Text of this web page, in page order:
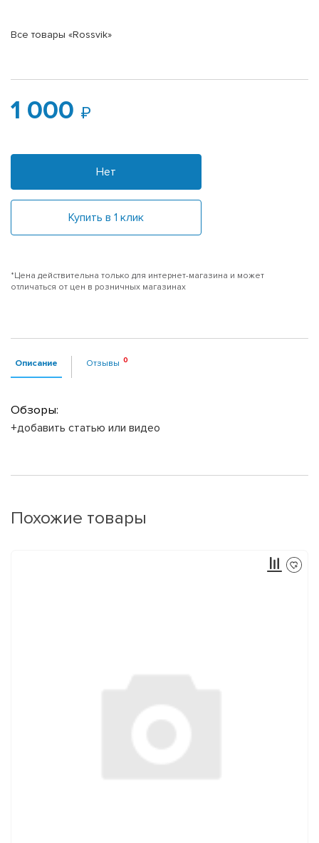
Все товары «Rossvik»
1 000
Нет
Купить в 1 клик
*Цена действительна только для интернет-магазина и может
отличаться от цен в розничных магазинах
Описание Отзывы
Обзоры:
+добавить статью или видео
Похожие товары